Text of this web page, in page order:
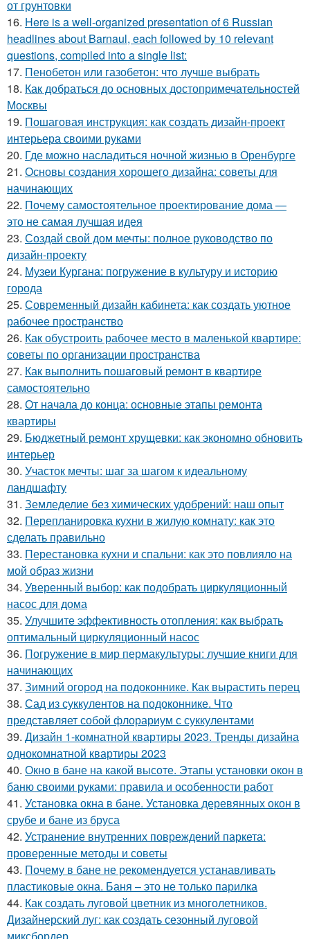
от грунтовки
16. Here is a well-organized presentation of 6 Russian
headlines about Barnaul, each followed by 10 relevant
questions, compiled into a single list:
17. Пенобетон или газобетон: что лучше выбрать
18. Как добраться до основных достопримечательностей
Москвы
19. Пошаговая инструкция: как создать дизайн-проект
интерьера своими руками
20. Где можно насладиться ночной жизнью в Оренбурге
21. Основы создания хорошего дизайна: советы для
начинающих
22. Почему самостоятельное проектирование дома —
это не самая лучшая идея
23. Создай свой дом мечты: полное руководство по
дизайн-проекту
24. Музеи Кургана: погружение в культуру и историю
города
25. Современный дизайн кабинета: как создать уютное
рабочее пространство
26. Как обустроить рабочее место в маленькой квартире:
советы по организации пространства
27. Как выполнить пошаговый ремонт в квартире
самостоятельно
28. От начала до конца: основные этапы ремонта
квартиры
29. Бюджетный ремонт хрущевки: как экономно обновить
интерьер
30. Участок мечты: шаг за шагом к идеальному
ландшафту
31. Земледелие без химических удобрений: наш опыт
32. Перепланировка кухни в жилую комнату: как это
сделать правильно
33. Перестановка кухни и спальни: как это повлияло на
мой образ жизни
34. Уверенный выбор: как подобрать циркуляционный
насос для дома
35. Улучшите эффективность отопления: как выбрать
оптимальный циркуляционный насос
36. Погружение в мир пермакультуры: лучшие книги для
начинающих
37. Зимний огород на подоконнике. Как вырастить перец
38. Сад из суккулентов на подоконнике. Что
представляет собой флорариум с суккулентами
39. Дизайн 1-комнатной квартиры 2023. Тренды дизайна
однокомнатной квартиры 2023
40. Окно в бане на какой высоте. Этапы установки окон в
баню своими руками: правила и особенности работ
41. Установка окна в бане. Установка деревянных окон в
срубе и бане из бруса
42. Устранение внутренних повреждений паркета:
проверенные методы и советы
43. Почему в бане не рекомендуется устанавливать
пластиковые окна. Баня – это не только парилка
44. Как создать луговой цветник из многолетников.
Дизайнерский луг: как создать сезонный луговой
миксбордер